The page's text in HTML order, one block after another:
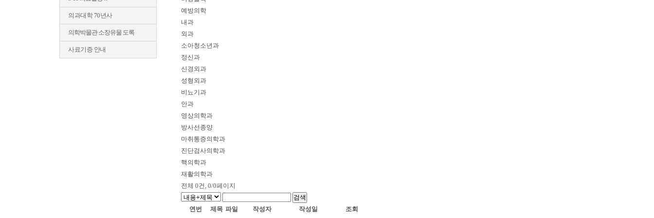
의과대학 70년사
의학박물관 소장유물 도록
사료기증 안내
예방의학
내과
외과
소아청소년과
정신과
신경외과
성형외과
비뇨기과
안과
영상의학과
방사선종양
마취통증의학과
진단검사의학과
핵의학과
재활의학과
전체 0건, 0/0페이지
연번 제목 파일 작성자 작성일
조회